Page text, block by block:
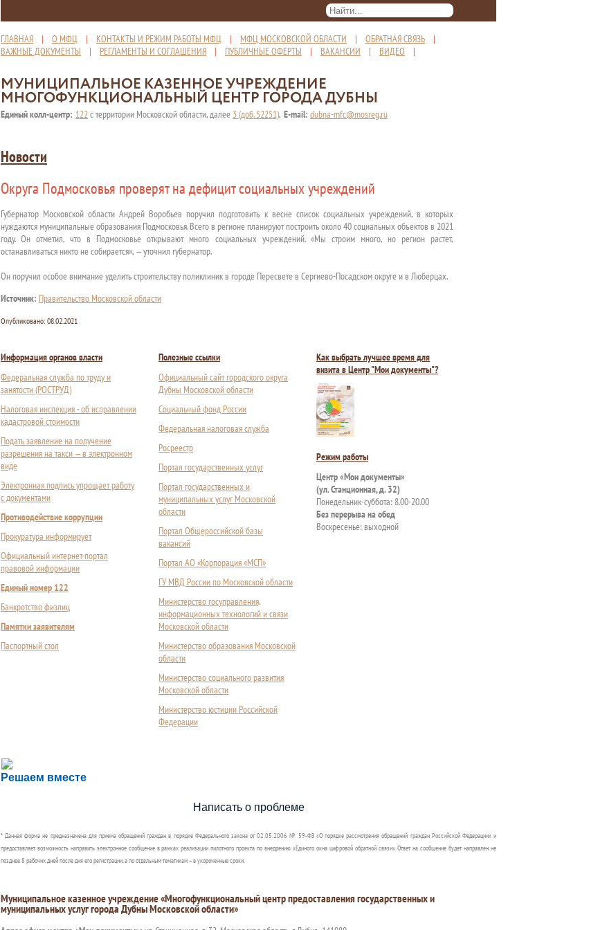
ГЛАВНАЯ | О МФЦ | КОНТАКТЫ И РЕЖИМ РАБОТЫ МФЦ | МФЦ МОСКОВСКОЙ ОБЛАСТИ | ОБРАТНАЯ СВЯЗЬ |
ВАЖНЫЕ ДОКУМЕНТЫ | РЕГЛАМЕНТЫ И СОГЛАШЕНИЯ | ПУБЛИЧНЫЕ ОФЕРТЫ | ВАКАНСИИ | ВИДЕО |
МУНИЦИПАЛЬНОЕ КАЗЕННОЕ УЧРЕЖДЕНИЕ
МНОГОФУНКЦИОНАЛЬНЫЙ ЦЕНТР ГОРОДА ДУБНЫ
Единый колл-центр: 122с территории Московской области, далее 3 (доб. 52251), E-mail: dubna-mfc@mosreg.ru
Новости
Округа Подмосковья проверят на дефицит социальных учреждений
Губернатор Московской области Андрей Воробьев поручил подготовить к весне список социальных учреждений, в которых
нуждаются муниципальные образования Подмосковья. Всего в регионе планируют построить около 40 социальных объектов в 2021
году. Он отметил, что в Подмосковье открывают много социальных учреждений. «Мы строим много, но регион растет,
останавливаться никто не собирается», — уточнил губернатор.
Он поручил особое внимание уделить строительству поликлиник в городе Пересвете в Сергиево-Посадском округе и в Люберцах.
Источник: Правительство Московской области
Опубликовано: 08.02.2021
Информация органов власти
Федеральная служба по труду и
занятости (РОСТРУД)
Налоговая инспекция - об исправлении
кадастровой стоимости
Подать заявление на получение
разрешения на такси — в электронном
виде
Электронная подпись упрощает работу
с документами
Противодействие коррупции
Прокуратура информирует
Официальный интернет-портал
правовой информации
Единый номер 122
Банкротство физлиц
Памятки заявителям
Паспортный стол
Полезные ссылки
Официальный сайт городского округа
Дубны Московской области
Социальный фонд России
Федеральная налоговая служба
Росреестр
Портал государственных услуг
Портал государственных и
муниципальных услуг Московской
области
Портал Общероссийской базы
вакансий
Портал АО «Корпорация «МСП»
ГУ МВД России по Московской области
Министерство госуправления,
информационных технологий и связи
Московской области
Министерство образования Московской
области
Министерство социального развития
Московской области
Министерство юстиции Российской
Федерации
Как выбрать лучшее время для
визита в Центр "Мои документы"?
Режим работы
Центр «Мои документы»
(ул. Станционная, д. 32)
Понедельник-суббота: 8.00-20.00
Без перерыва на обед
Воскресенье: выходной
Решаем вместе
Сложности с получением социальной выплаты или пособия?
Сообщите об этом
Написать о проблеме
* Данная форма не предназначена для приема обращений граждан в порядке Федерального закона от 02.05.2006 № 59-ФЗ «О порядке рассмотрения обращений граждан Российской Федерации» и
предоставляет возможность направить электронное сообщение в рамках реализации пилотного проекта по внедрению «Единого окна цифровой обратной связи». Ответ на сообщение будет направлен не
позднее 8 рабочих дней после дня его регистрации, а по отдельным тематикам – в укороченные сроки.
Муниципальное казенное учреждение «Многофункциональный центр предоставления государственных и
муниципальных услуг города Дубны Московской области»